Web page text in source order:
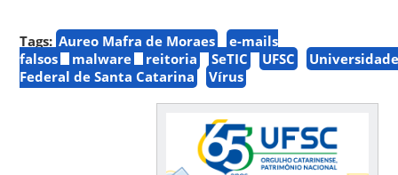
Tags: Aureo Mafra de Moraes
e-mails
falsos
malware reitoria SeTIC UFSC
Federal de Santa Catarina
Vírus